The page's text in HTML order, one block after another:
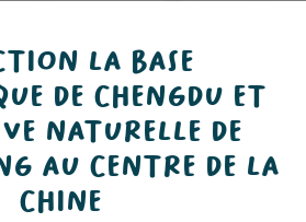
LA BASE
DE CHENGDU ET
NATURELLE DE
AU CENTRE DE LA
CHINE